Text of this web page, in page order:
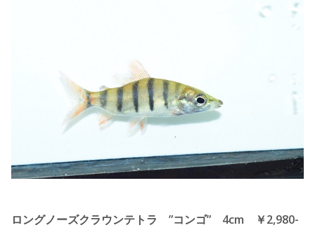
ロングノーズクラウンテトラ ”コンゴ” 4cm ￥2,980-